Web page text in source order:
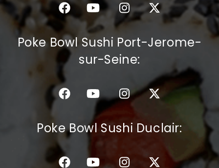
Poke Bowl Sushi Port-Jerome-
sur-Seine:
Poke Bowl Sushi Duclair: